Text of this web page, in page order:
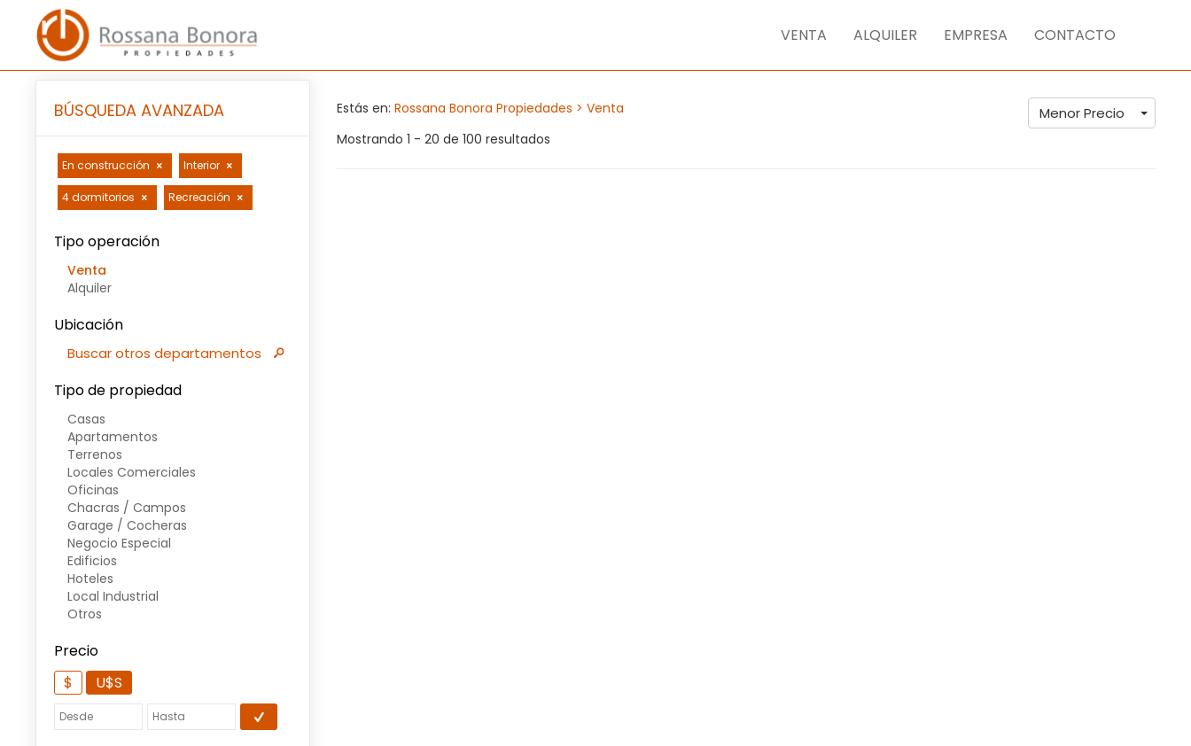
VENTA ALQUILER EMPRESA CONTACTO
BÚSQUEDA AVANZADA
En construcción Interior
4 dormitorios Recreación
Tipo operación
Venta
Alquiler
Ubicación
Buscar otros departamentos
Tipo de propiedad
Casas
Apartamentos
Terrenos
Locales Comerciales
Oficinas
Chacras / Campos
Garage / Cocheras
Negocio Especial
Edificios
Hoteles
Local Industrial
Otros
Precio
$
U$S
Estás en: Rossana Bonora Propiedades > Venta
Mostrando 1 - 20 de 100 resultados
Menor Precio